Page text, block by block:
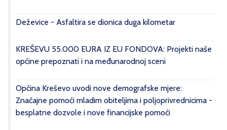
Deževice - Asfaltira se dionica duga kilometar
KREŠEVU 55.000 EURA IZ EU FONDOVA: Projekti naše
općine prepoznati i na međunarodnoj sceni
Općina Kreševo uvodi nove demografske mjere:
Značajne pomoći mladim obiteljima i poljoprivrednicima -
besplatne dozvole i nove financijske pomoći